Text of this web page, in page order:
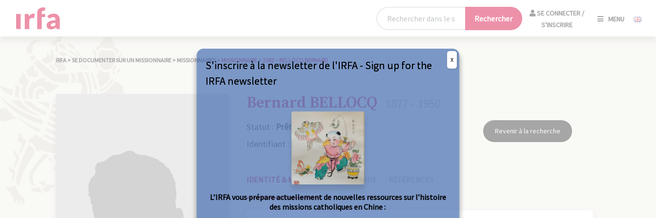
Rechercher
SE CONNECTER /
S'INSCRIRE
MENU
IRFA >SE DOCUMENTER SUR UN MISSIONNAIRE > MISSIONNAIRES > MISSIONNAIRE> 2562 – BELLOCQ BERNARD
Bernard BELLOCQ
Statut : Prêtre
Identifiant : 2562
Revenir à la recherche
IDENTITÉ & MISSIONS BIOGRAPHIE
S'inscrire à la newsletter de l'IRFA - Sign up for the
IRFA newsletter
L’IRFA vous prépare actuellement de nouvelles ressources sur l’histoire
des missions catholiques en Chine :
X